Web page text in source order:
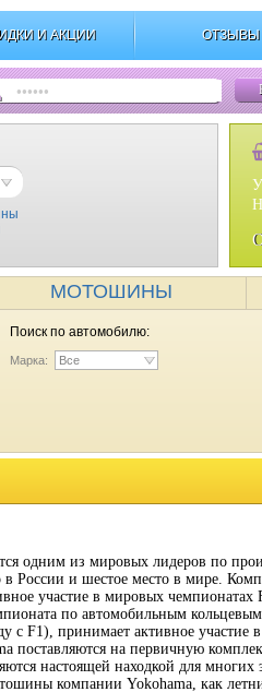
И АКЦИИ ОТЗЫВЫ
МОТОШИНЫ
Поиск по автомобилю:
Марка: Все
одним из мировых лидеров по
России и шестое место в мире.
участие в мировых чемпионатах
по автомобильным
с F1), принимает активное участие
на первичную
настоящей находкой для
компании Yokohama, как